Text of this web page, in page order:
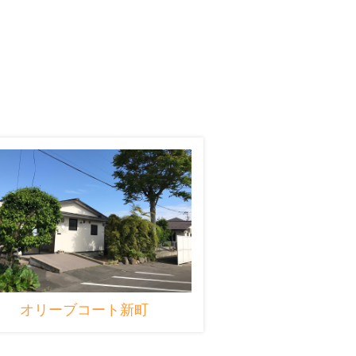
オリーブコート新町